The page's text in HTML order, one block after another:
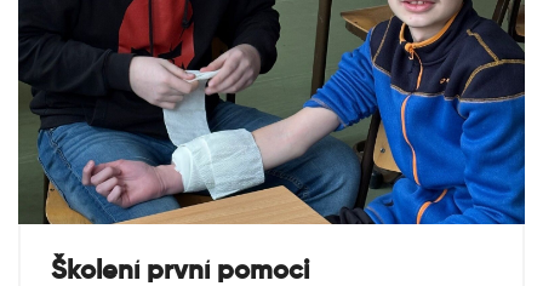
Školení první pomoci